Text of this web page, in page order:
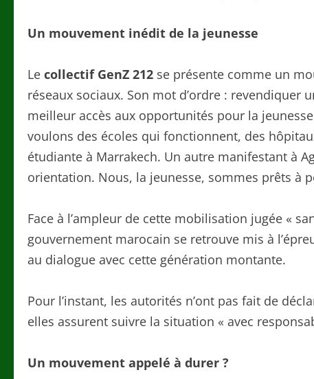
Un mouvement inédit de la jeunesse
Le collectif GenZ 212 se présente comme un
réseaux sociaux. Son mot d’ordre : revendiquer
meilleur accès aux opportunités pour la
voulons des écoles qui fonctionnent, des
étudiante à Marrakech. Un autre manifestant à
orientation. Nous, la jeunesse, sommes prêts à
Face à l’ampleur de cette mobilisation jugée «
gouvernement marocain se retrouve mis à
au dialogue avec cette génération montante.
Pour l’instant, les autorités n’ont pas fait de
elles assurent suivre la situation « avec
Un mouvement appelé à durer ?